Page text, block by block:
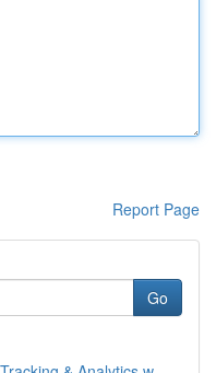
Report Page
Go